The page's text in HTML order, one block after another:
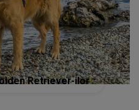
Retriever-ilor